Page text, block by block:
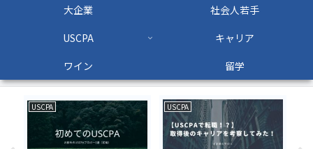
大企業
社会人若手
USCPA
キャリア
ワイン
留学
USCPA USCPA